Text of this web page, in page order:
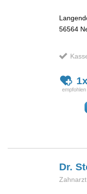
56564
1x
Dr.
Zahnarzt